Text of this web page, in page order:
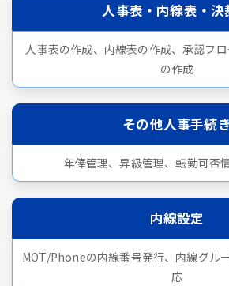
人事表・内線表・決
人事表の作成、内線表の作成、承認フ
の作成
その他人事手続き
年俸管理、昇級管理、転勤可否
内線設定
MOT/Phoneの内線番号発行、内線グル
応